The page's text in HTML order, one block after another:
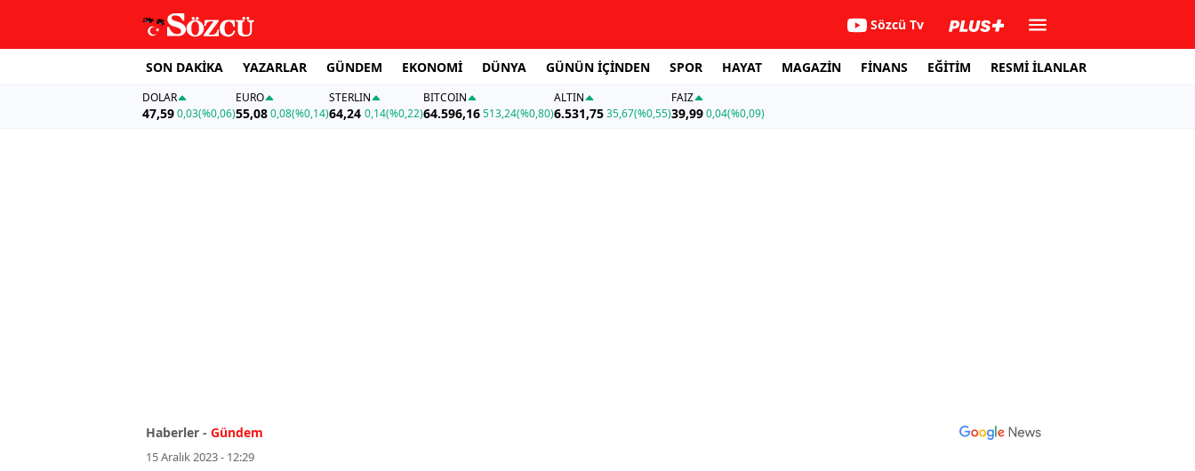
Sözcü Tv
SON DAKİKA YAZARLAR GÜNDEM EKONOMİ DÜNYA GÜNÜN İÇİNDEN SPOR HAYAT MAGAZİN FİNANS EĞİTİM RESMİ İLANLAR
DOLAR
47,590,03(%0,06)
EURO
55,08 0,08(%0,14)
STERLIN
64,24 0,14(%0,22)
BITCOIN
64.596,16513,24(%0,80)
ALTIN
6.531,7535,67(%0,55)
FAİZ
39,990,04(%0,09)
Haberler - Gündem
15 Aralık 2023 - 12:29